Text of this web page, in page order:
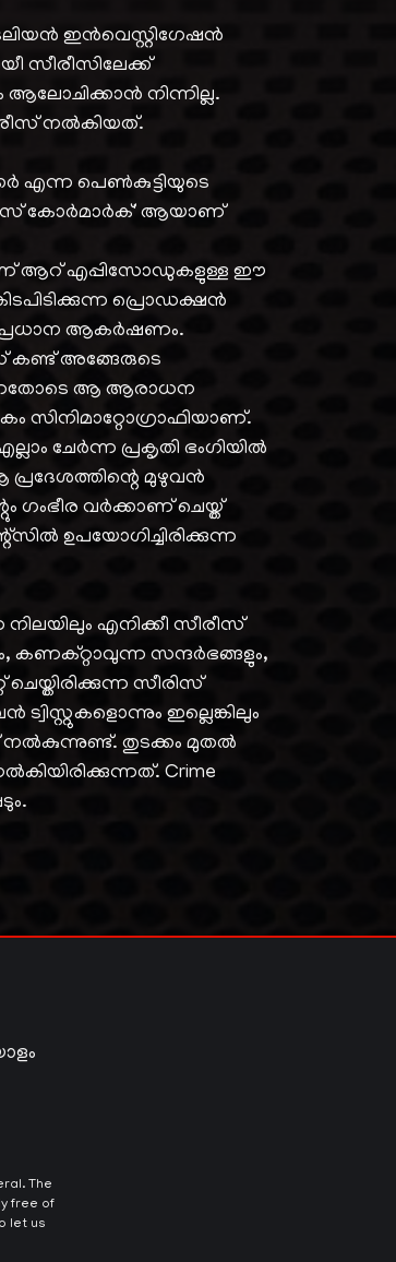
ഇൻവെസ്റ്റിഗേഷൻ
സീരീസിലേക്ക്
നിന്നില്ല.
നൽകിയത്.
എന്ന പെൺകുട്ടിയുടെ
കോർമാർക്' ആയാണ്
ആണ് ആറ് എപ്പിസോഡുകളുള്ള ഈ
പ്രൊഡക്ഷൻ
പ്രധാന ആകർഷണം.
കണ്ട് അങ്ങേരുടെ
ആ ആരാധന
സിനിമാറ്റോഗ്രാഫിയാണ്.
ചേർന്ന പ്രകൃതി ഭംഗിയിൽ
മുഴുവൻ
ഗംഭീര വർക്കാണ് ചെയ്ത്
ഉപയോഗിച്ചിരിക്കുന്ന
എനിക്കീ സീരീസ്
കണക്റ്റാവുന്ന സന്ദർഭങ്ങളും,
സീരിസ്
ഇല്ലെങ്കിലും
നൽകുന്നുണ്ട്. തുടക്കം മുതൽ
Crime
The
free of
let us